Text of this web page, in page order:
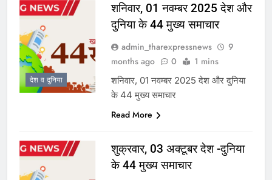
देश व दुनिया
शनिवार, 01 नवम्बर 2025 देश और
दुनिया के 44 मुख्य समाचार
admin_tharexpressnews
9
months ago
0 1 mins
शनिवार, 01 नवम्बर 2025 देश और दुनिया
के 44 मुख्य समाचार
Read More
शुक्रवार, 03 अक्टूबर देश -दुनिया
के 44 मुख्य समाचार